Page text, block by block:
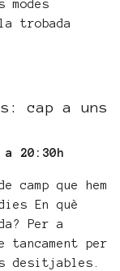
trobada
cap a uns
20:30h
camp que hem
En què
Per a
tancament per
desitjables.